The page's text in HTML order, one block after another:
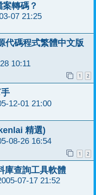
轉碼？
07 21:25
代碼程式繁體中文版
10:11
1 2
12-01 21:00
精選)
08-26 16:54
1 2
庫查詢工具軟體
07-17 21:52